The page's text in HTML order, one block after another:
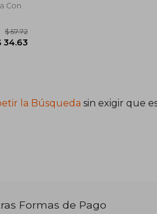
Con
la Búsqueda sin exigir que
Formas de Pago